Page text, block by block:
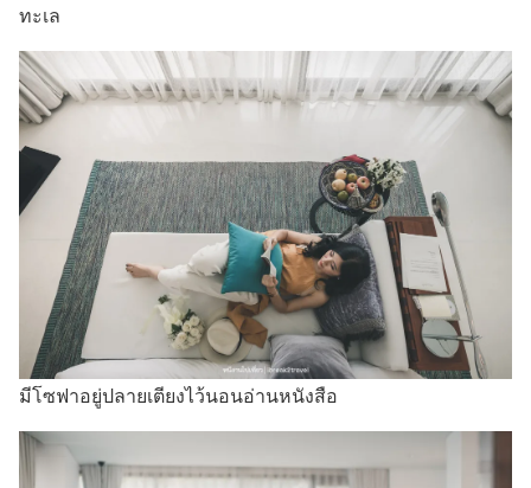
ทะเล
มีโซฟาอยู่ปลายเตียงไว้นอนอ่านหนังสือ